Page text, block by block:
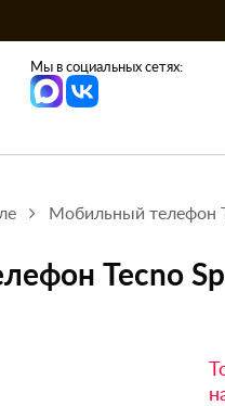
Мы в социальных сетях:
Мобильный телефон
Tecno